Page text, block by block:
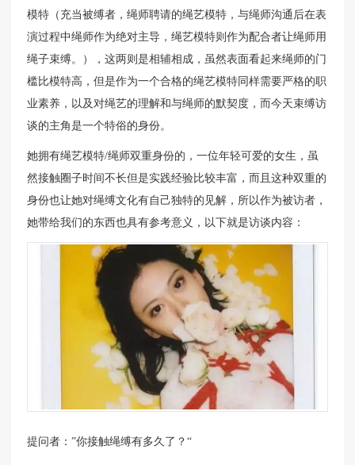
模特（充当被缚者，绳师聘请的绳艺模特，与绳师沟通后在表
演过程中绳师作为绝对主导，绳艺模特则作为配合者让绳师用
绳子束缚。），这两则是相辅相成，虽然表面看起来绳师的门
槛比模特高，但是作为一个合格的绳艺模特同样需要严格的职
业素养，以及对绳艺的理解和与绳师的默契度，而今天束缚访
谈的主角是一个特俗的身份。
她拥有绳艺模特/绳师双重身份的，一位年轻可爱的女生，虽
然接触圈子时间不长但是实践经验比较丰富，而且这种双重的
身份也让她对绳缚文化有自己独特的见解，所以作为被访者，
她带给我们的东西也具有参考意义，以下就是访谈内容：
提问者：”你接触绳缚有多久了？“